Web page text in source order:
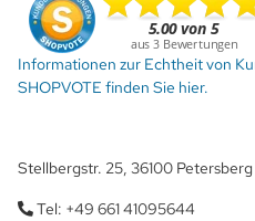
Informationen zur Echtheit von
SHOPVOTE finden Sie hier.
Stellbergstr. 25, 36100 Petersberg
Tel: +49 661 41095644